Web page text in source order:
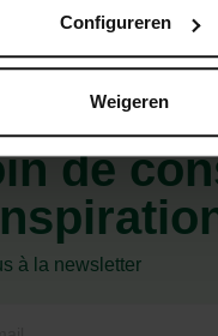
Configureren
Weigeren
de
à la newsletter